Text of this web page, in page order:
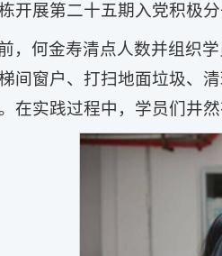
开展第二十五期入党积极
，何金寿清点人数并组织
间窗户、打扫地面垃圾、
在实践过程中，学员们井